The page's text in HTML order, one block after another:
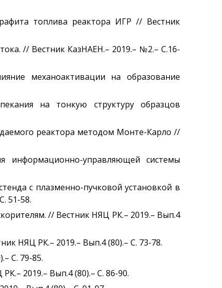
топлива реактора ИГР // Вестник
// Вестник КазНАЕН.– 2019.– №2.– С.16-
механоактивации на образование
на тонкую структуру образцов
реактора методом Монте-Карло //
информационно-управляющей системы
с плазменно-пучковой установкой в
51-58.
// Вестник НЯЦ РК.– 2019.– Вып.4
НЯЦ РК.– 2019.– Вып.4 (80).– С. 73-78.
С. 79-85.
2019.– Вып.4 (80).– С. 86-90.